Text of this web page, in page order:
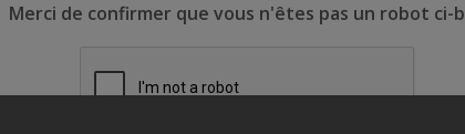
Merci de confirmer que vous n'êtes pas un robot ci-